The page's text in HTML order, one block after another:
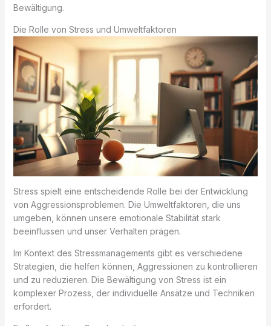
Bewältigung.
Die Rolle von Stress und Umweltfaktoren
Stress spielt eine entscheidende Rolle bei der Entwicklung
von Aggressionsproblemen. Die Umweltfaktoren, die uns
umgeben, können unsere emotionale Stabilität stark
beeinflussen und unser Verhalten prägen.
Im Kontext des Stressmanagements gibt es verschiedene
Strategien, die helfen können, Aggressionen zu kontrollieren
und zu reduzieren. Die Bewältigung von Stress ist ein
komplexer Prozess, der individuelle Ansätze und Techniken
erfordert.